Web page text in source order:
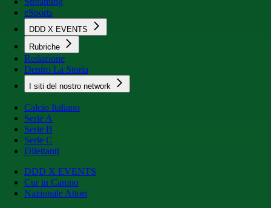
eSports
DDD X EVENTS
Rubriche
Redazione
Dentro La Storia
I siti del nostro network
Calcio Italiano
Serie A
Serie B
Serie C
Dilettanti
DDD X EVENTS
Cur in Campo
Nazionale Attori